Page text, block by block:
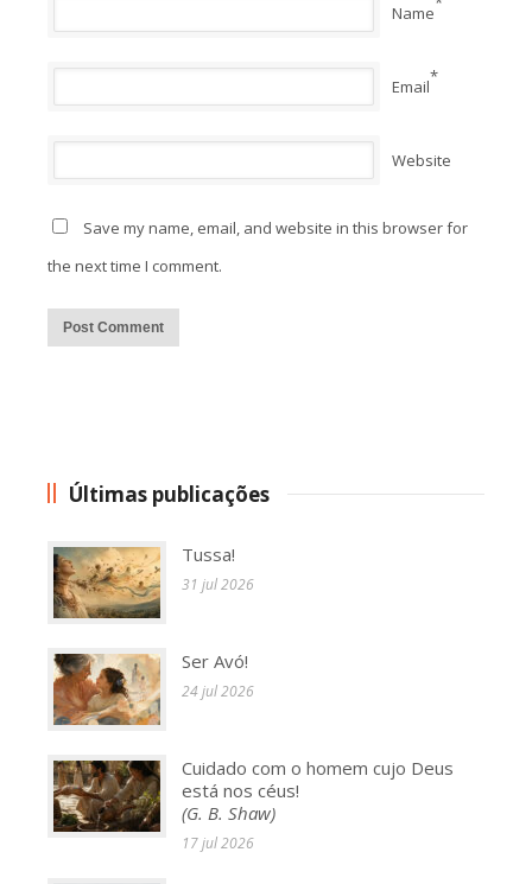
Name
Email*
Website
Save my name, email, and website in this browser for
the next time I comment.
Últimas publicações
Tussa!
31 jul 2026
Ser Avó!
24 jul 2026
Cuidado com o homem cujo Deus
está nos céus!
(G. B. Shaw)
17 jul 2026